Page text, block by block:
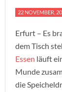
22 NOVEMBER,
Erfurt – Es
dem Tisch
Essen läuft
Munde
die